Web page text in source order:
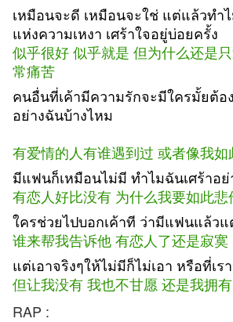
เหมือนจะดี เหมือนจะใช่ แต่แล้วทำ
แห่งความเหงา เศร้าใจอยู่บ่อยครั้ง
似乎很好 似乎就是 但为什么还是
常痛苦
คนอื่นที่เค้ามีความรักจะมีใครมั้ยต้อ
อย่างฉันบ้างไหม
有爱情的人有谁遇到过 或者像我如
มีแฟนก็เหมือนไม่มี ทำไมฉันเศร้าอย่
有恋人好比没有 为什么我要如此悲
ใครช่วยไปบอกเค้าที ว่ามีแฟนแล้วแ
谁来帮我告诉他 有恋人了还是寂寞
แต่เอาจริงๆให้ไม่มีก็ไม่เอา หรือที่เ
但让我没有 我也不甘愿 还是我拥
RAP :